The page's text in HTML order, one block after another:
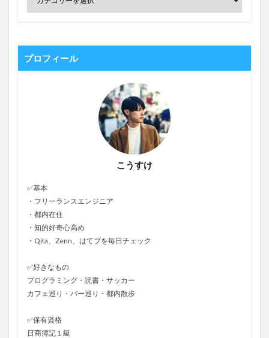
プロフィール
こうすけ
✅基本
・フリーランスエンジニア
・都内在住
・知的好奇心高め
・Qita、Zenn、はてブを毎日チェック
✅好きなもの
プログラミング・読書・サッカー
カフェ巡り・バー巡り・都内散歩
✅保有資格
日商簿記１級